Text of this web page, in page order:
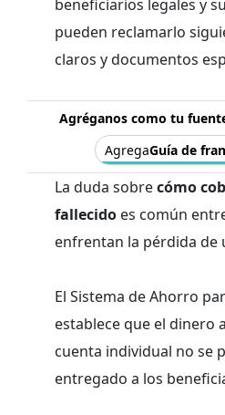
beneficiarios legales y
pueden reclamarlo
claros y documentos
Agréganos como tu
AgregaGuía de
La duda sobrecómo
fallecido es común
enfrentan la pérdida de
El Sistema de Ahorro
establece que el dinero
cuenta individual no se
entregado a los